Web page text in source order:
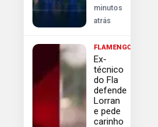
minutos
atrás
FLAMENGO
Ex-
técnico
do Fla
defende
Lorran
e pede
carinho